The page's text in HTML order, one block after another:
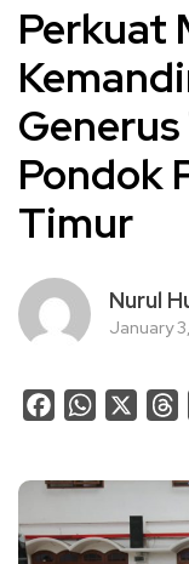
Perkuat
Pondok
Timur
Nurul
January
FacebookWhatsApp